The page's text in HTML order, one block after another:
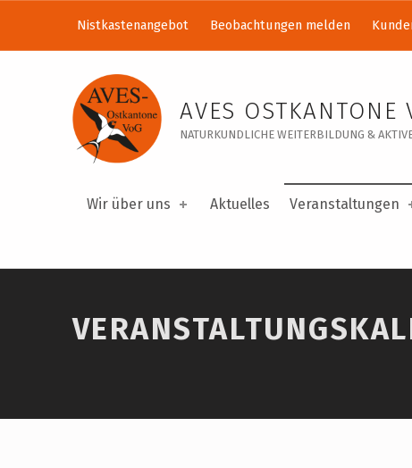
Veranstaltungskalender – AVES Ostkantone VoG
AVES OSTKANTONE
NATURKUNDLICHE WEITERBILDUNG &
Wir über uns Aktuelles Veranstaltungen
Nistkastenangebot Beobachtungen melden